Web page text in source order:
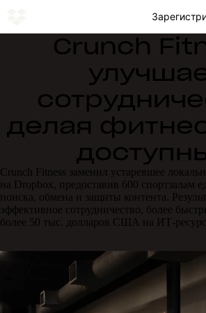
Crunch
делая
Crunch Fitness заменил устаревшее
на Dropbox, предоставив 600 спортзалам
поиска, обмена и защиты контента.
эффективное сотрудничество, более
более 50 тыс. долларов США на ИТ-